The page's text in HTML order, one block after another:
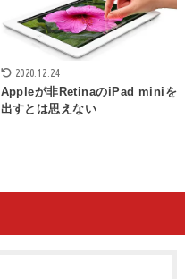
2020.12.24
Appleが非RetinaのiPad miniを
出すとは思えない